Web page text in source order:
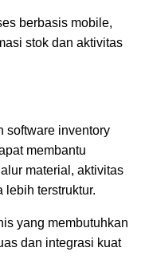
berbasis mobile,
stok dan aktivitas
software inventory
membantu
material, aktivitas
lebih terstruktur.
yang membutuhkan
dan integrasi kuat